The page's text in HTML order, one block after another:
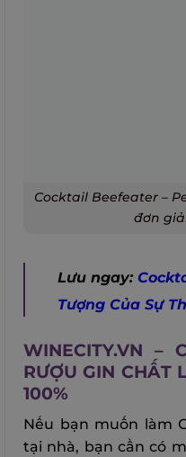
Cocktail Beefeater –
đơn
Lưu ngay:
Tượng Của Sự
WINECITY.VN –
RƯỢU GIN CHẤT
100%
Nếu bạn muốn làm
tại nhà, bạn cần có